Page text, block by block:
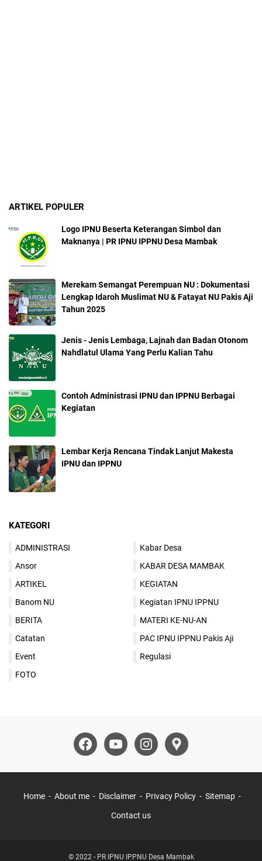
ARTIKEL POPULER
Logo IPNU Beserta Keterangan Simbol dan
Maknanya | PR IPNU IPPNU Desa Mambak
Merekam Semangat Perempuan NU : Dokumentasi
Lengkap Idaroh Muslimat NU & Fatayat NU Pakis Aji
Tahun 2025
Jenis - Jenis Lembaga, Lajnah dan Badan Otonom
Nahdlatul Ulama Yang Perlu Kalian Tahu
Contoh Administrasi IPNU dan IPPNU Berbagai
Kegiatan
Lembar Kerja Rencana Tindak Lanjut Makesta
IPNU dan IPPNU
KATEGORI
ADMINISTRASI
Ansor
ARTIKEL
Banom NU
BERITA
Catatan
Event
FOTO
Kabar Desa
KABAR DESA MAMBAK
KEGIATAN
Kegiatan IPNU IPPNU
MATERI KE-NU-AN
PAC IPNU IPPNU Pakis Aji
Regulasi
Home About me Disclaimer Privacy Policy Sitemap
Contact us
© 2022 - PR IPNU IPPNU Desa Mambak